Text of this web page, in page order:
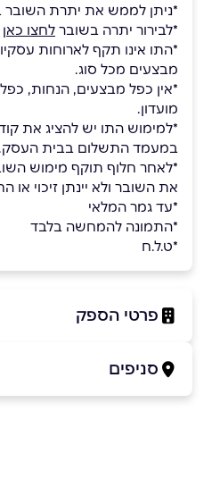
*ניתן לממש את יתרת השובר
*לבירור יתרה בשובר לחצו כאן
*התו אינו תקף לארוחות
מבצעים מכל סוג.
*אין כפל מבצעים, הנחות,
מועדון.
*למימוש התו יש להציג את
במעמד התשלום בבית העסק.
*לאחר חלוף תוקף מימוש
את השובר ולא יינתן זיכוי או
*עד גמר המלאי
*התמונה להמחשה בלבד
*ט.ל.ח
פרטי הספק
בפייסבוק
סניפים